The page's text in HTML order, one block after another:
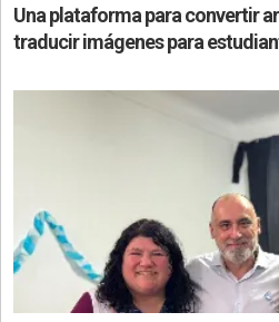
Una plataforma para convertir
traducir imágenes para